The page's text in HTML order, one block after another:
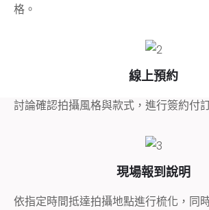
格。
線上預約
討論確認拍攝風格與款式，進行簽約付
現場報到說明
依指定時間抵達拍攝地點進行梳化，同